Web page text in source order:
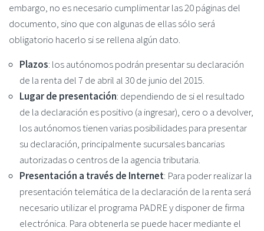
embargo, no es necesario cumplimentar las 20 páginas del
documento, sino que con algunas de ellas sólo será
obligatorio hacerlo si se rellena algún dato.
Plazos: los autónomos podrán presentar su declaración
de la renta del 7 de abril al 30 de junio del 2015.
Lugar de presentación: dependiendo de si el resultado
de la declaración es positivo (a ingresar), cero o a devolver,
los autónomos tienen varias posibilidades para presentar
su declaración, principalmente sucursales bancarias
autorizadas o centros de la agencia tributaria.
Presentación a través de Internet: Para poder realizar la
presentación telemática de la declaración de la renta será
necesario utilizar el programa PADRE y disponer de firma
electrónica. Para obtenerla se puede hacer mediante el